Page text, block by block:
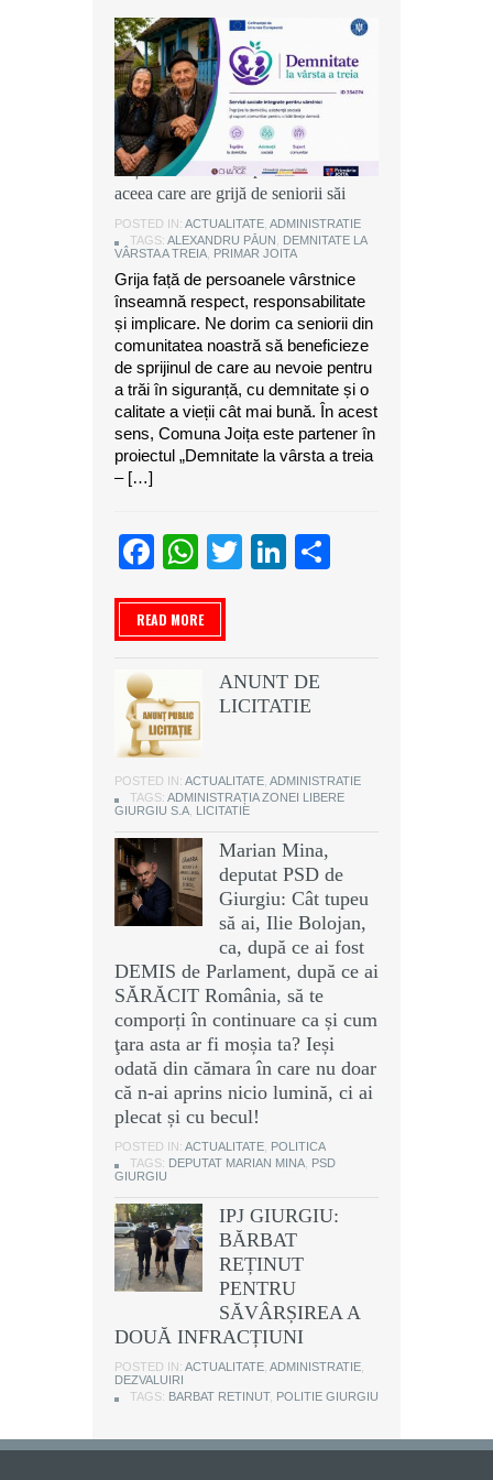
Alexandru Păun, primarul comunei
Joița: O comunitate puternică este
aceea care are grijă de seniorii săi
POSTED IN: ACTUALITATE ADMINISTRATIE
TAGS: ALEXANDRU PĂUN
DEMNITATE LA
VÂRSTA A TREIA PRIMAR JOITA
Grija față de persoanele vârstnice
înseamnă respect, responsabilitate
și implicare. Ne dorim ca seniorii din
comunitatea noastră să beneficieze
de sprijinul de care au nevoie pentru
a trăi în siguranță, cu demnitate și o
calitate a vieții cât mai bună. În acest
sens, Comuna Joița este partener în
proiectul „Demnitate la vârsta a treia
– […]
Facebook
WhatsApp
TwitterLinkedIn
READ MORE
ANUNT DE
LICITATIE
POSTED IN: ACTUALITATE ADMINISTRATIE
TAGS: ADMINISTRAȚIA ZONEI LIBERE
GIURGIU S.A LICITATIE
Marian Mina,
deputat PSD de
Giurgiu: Cât tupeu
să ai, Ilie Bolojan,
ca, după ce ai fost
DEMIS de Parlament, după ce ai
SĂRĂCIT România, să te
comporți în continuare ca și cum
ţara asta ar fi moșia ta? Ieși
odată din cămara în care nu doar
că n-ai aprins nicio lumină, ci ai
plecat și cu becul!
POSTED IN: ACTUALITATE POLITICA
TAGS: DEPUTAT MARIAN MINA PSD
GIURGIU
IPJ GIURGIU:
BĂRBAT
REȚINUT
PENTRU
SĂVÂRȘIREA A
DOUĂ INFRACȚIUNI
POSTED IN: ACTUALITATE ADMINISTRATIE
DEZVALUIRI
TAGS: BARBAT RETINUT, POLITIE GIURGIU